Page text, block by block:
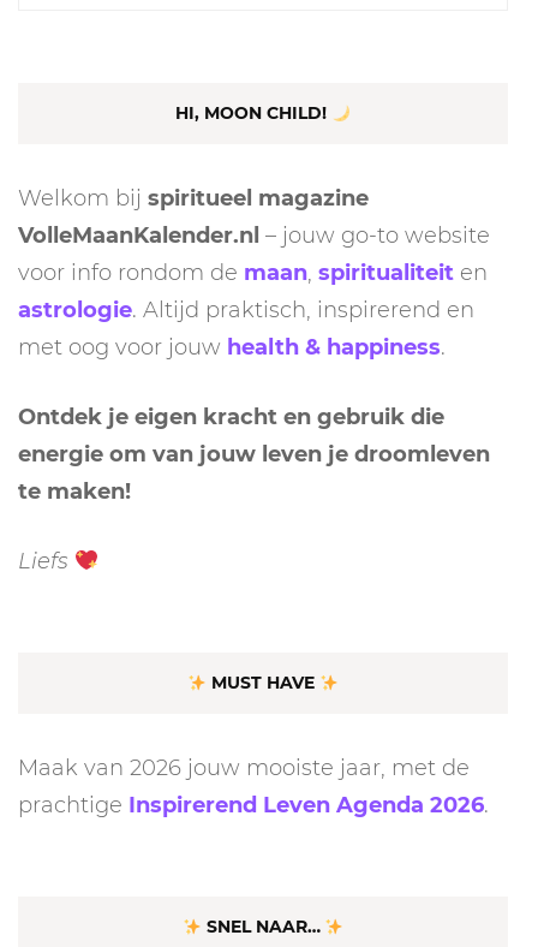
HI, MOON CHILD!
Welkom bij spiritueel magazine
VolleMaanKalender.nl – jouw go-to website
voor info rondom de maan, spiritualiteit en
astrologie. Altijd praktisch, inspirerend en
met oog voor jouw health & happiness.
Ontdek je eigen kracht en gebruik die
energie om van jouw leven je droomleven
te maken!
Liefs
MUST HAVE
Maak van 2026 jouw mooiste jaar, met de
prachtige Inspirerend Leven Agenda 2026.
SNEL NAAR…